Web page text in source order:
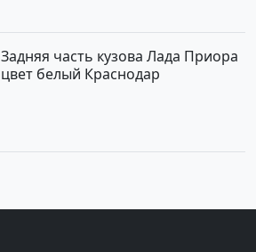
Задняя часть кузова Лада Приора
цвет белый Краснодар